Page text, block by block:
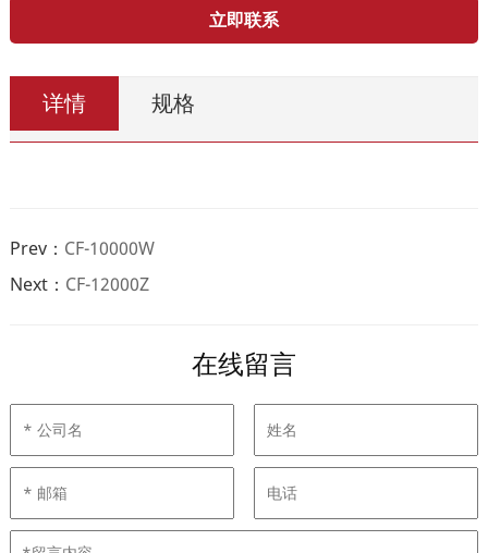
立即联系
详情 规格
Prev： CF-10000W
Next： CF-12000Z
在线留言